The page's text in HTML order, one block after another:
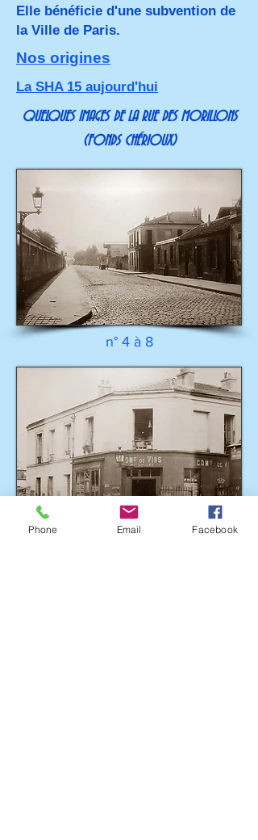
Elle bénéficie d'une subvention de
la Ville de Paris.
Nos origines
La SHA 15 aujourd'hui
QUELQUES IMAGES DE LA RUE DES MORILLONS
(FONDS CHÉRIOUX)
n° 4 à 8
Phone Email Facebook